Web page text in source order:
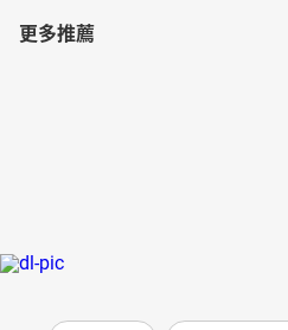
湯姆歷險記26_第二十七章
湯姆歷險記34_第三十五章
更多推薦